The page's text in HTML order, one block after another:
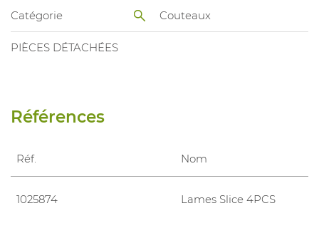
Catégorie Couteaux
PIÈCES DÉTACHÉES
Références
Réf. Nom
1025874 Lames Slice 4PCS